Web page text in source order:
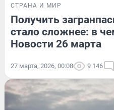
СТРАНА И МИР
Получить
стало сложнее: в
Новости 26 марта
27 марта, 2026, 00:08 9 146